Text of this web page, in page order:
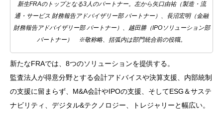
新生FRAのトップとなる3人のパートナー。左から矢口由祐（製造・流
通・サービス 財務報告アドバイザリー部 パートナー）、長沼宏明（金融
財務報告アドバイザリー部 パートナー）、越田勝（IPOソリューション部
パートナー） ※敬称略、括弧内は部門統合前の役職。
新たなFRAでは、 8つのソリューションを提供する。
監査法人が得意分野とする会計アドバイスや決算支援、内部統制
の支援に留まらず、 M&A会計やIPOの支援、そしてESG ＆サステ
ナビリティ、デジタル&テクノロジー、トレジャリーと幅広い。